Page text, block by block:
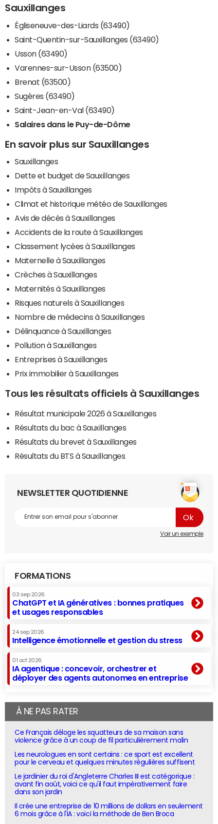
Sauxillanges
Égliseneuve-des-Liards (63490)
Saint-Quentin-sur-Sauxillanges (63490)
Usson (63490)
Varennes-sur-Usson (63500)
Brenat (63500)
Sugères (63490)
Saint-Jean-en-Val (63490)
Salaires dans le Puy-de-Dôme
En savoir plus sur Sauxillanges
Sauxillanges
Dette et budget de Sauxillanges
Impôts à Sauxillanges
Climat et historique météo de Sauxillanges
Avis de décès à Sauxillanges
Accidents de la route à Sauxillanges
Classement lycées à Sauxillanges
Maternelle à Sauxillanges
Crèches à Sauxillanges
Maternités à Sauxillanges
Risques naturels à Sauxillanges
Nombre de médecins à Sauxillanges
Délinquance à Sauxillanges
Pollution à Sauxillanges
Entreprises à Sauxillanges
Prix immobilier à Sauxillanges
Tous les résultats officiels à Sauxillanges
Résultat municipale 2026 à Sauxillanges
Résultats du bac à Sauxillanges
Résultats du brevet à Sauxillanges
Résultats du BTS à Sauxillanges
NEWSLETTER QUOTIDIENNE
Voir un exemple
FORMATIONS
03 sep 2026
ChatGPT et IA génératives : bonnes pratiques
et usages responsables
24 sep 2026
Intelligence émotionnelle et gestion du stress
01 oct 2026
IA agentique : concevoir, orchestrer et
déployer des agents autonomes en entreprise
À NE PAS RATER
Ce Français déloge les squatteurs de sa maison sans
violence grâce à un coup de fil particulièrement malin
Les neurologues en sont certains : ce sport est excellent
pour le cerveau et quelques minutes régulières suffisent
Le jardinier du roi d'Angleterre Charles III est catégorique :
avant fin août, voici ce qu'il faut impérativement faire
dans son jardin
Il crée une entreprise de 10 millions de dollars en seulement
6 mois grâce à l'IA : voici la méthode de Ben Broca